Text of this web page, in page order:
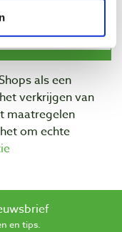
als een
verkrijgen van
maatregelen
om echte
en tips.